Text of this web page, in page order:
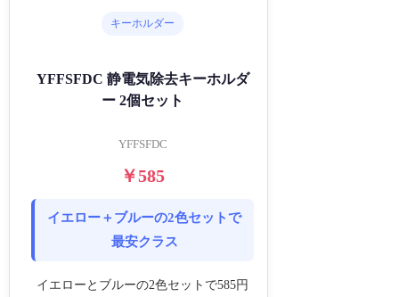
キーホルダー
YFFSFDC 静電気除去キーホルダ
ー 2個セット
YFFSFDC
￥585
イエロー＋ブルーの2色セットで
最安クラス
イエローとブルーの2色セットで585円